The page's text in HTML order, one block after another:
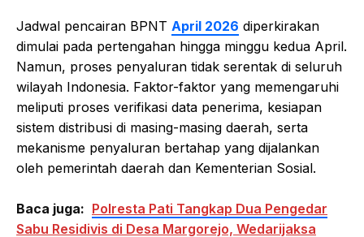
Jadwal pencairan BPNT April 2026 diperkirakan
dimulai pada pertengahan hingga minggu kedua April.
Namun, proses penyaluran tidak serentak di seluruh
wilayah Indonesia. Faktor-faktor yang memengaruhi
meliputi proses verifikasi data penerima, kesiapan
sistem distribusi di masing-masing daerah, serta
mekanisme penyaluran bertahap yang dijalankan
oleh pemerintah daerah dan Kementerian Sosial.
Baca juga: Polresta Pati Tangkap Dua Pengedar
Sabu Residivis di Desa Margorejo, Wedarijaksa